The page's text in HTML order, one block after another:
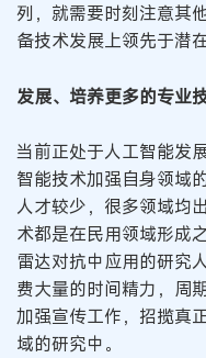
列，就需要时刻注意其
备技术发展上领先于潜在
发展、培养更多的专业
当前正处于人工智能发
智能技术加强自身领域
人才较少，很多领域均
术都是在民用领域形成
雷达对抗中应用的研究
费大量的时间精力，周
加强宣传工作，招揽真
域的研究中。